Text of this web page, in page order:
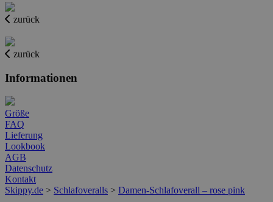
zurück
zurück
Informationen
Größe
FAQ
Lieferung
Lookbook
AGB
Datenschutz
Kontakt
Skippy.de > Schlafoveralls > Damen-Schlafoverall – rose pink